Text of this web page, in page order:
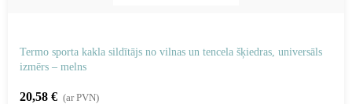
Termo sporta kakla sildītājs no vilnas un tencela šķiedras, universāls
izmērs – melns
20,58 € (ar PVN)